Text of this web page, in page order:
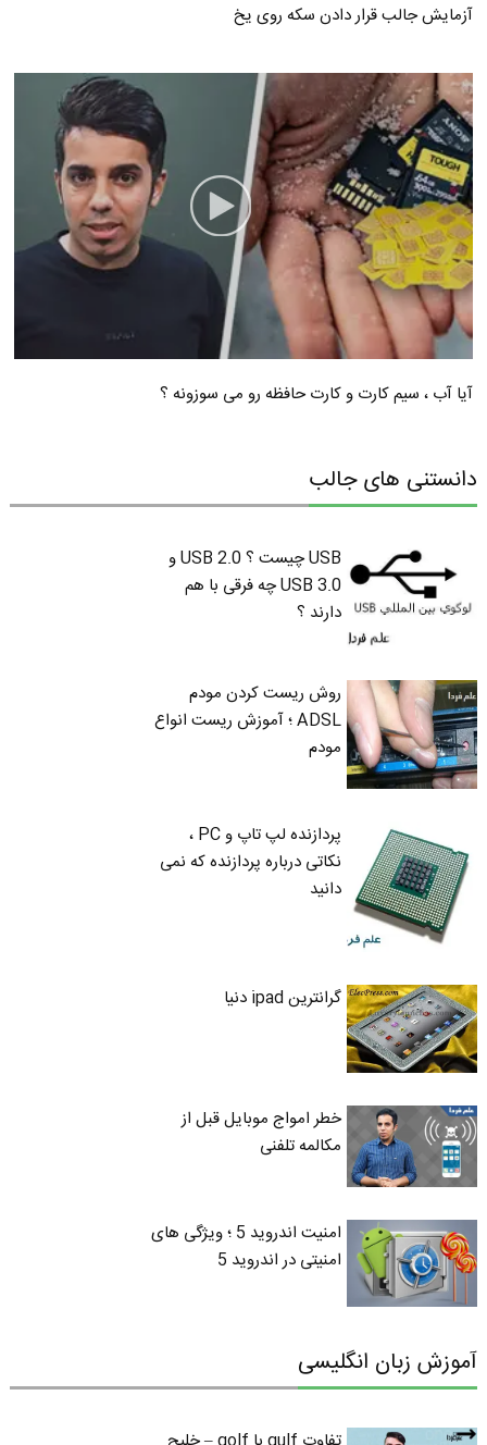
آزمایش جالب قرار دادن سکه روی یخ
آیا آب ، سیم کارت و کارت حافظه رو می سوزونه ؟
دانستنی های جالب
USB چیست ؟ USB 2.0 و
USB 3.0 چه فرقی با هم
دارند ؟
روش ریست کردن مودم
ADSL ؛ آموزش ریست انواع
مودم
پردازنده لپ تاپ و PC ،
نکاتی درباره پردازنده که نمی
دانید
گرانترین ipad دنیا
خطر امواج موبایل قبل از
مکالمه تلفنی
امنیت اندروید 5 ؛ ویژگی های
امنیتی در اندروید 5
آموزش زبان انگلیسی